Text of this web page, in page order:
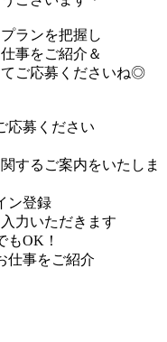
ランを把握し
事をご紹介＆
ご応募くださいね◎
応募ください
するご案内をいたしま
ン登録
力いただきます
OK！
仕事をご紹介